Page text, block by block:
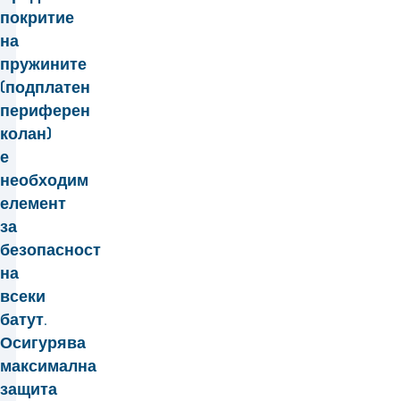
покритие
на
пружините
(подплатен
периферен
колан)
е
необходим
елемент
за
безопасност
на
всеки
батут.
Осигурява
максимална
защита